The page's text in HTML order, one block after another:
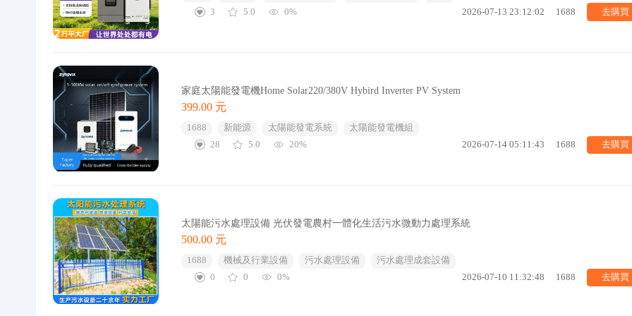
3 5.0 0% 2026-07-13 23:12:02 1688 去購買
家庭太陽能發電機Home Solar220/380V Hybird Inverter PV System
399.00 元
1688 新能源 太陽能發電系統
太陽能發電機組
28
5.0 20% 2026-07-14 05:11:43 1688 去購買
太陽能污水處理設備 光伏發電農村一體化生活污水微動力處理系統
500.00 元
1688 機械及行業設備 污水處理設備
污水處理成套設備
0
0 0% 2026-07-10 11:32:48 1688 去購買